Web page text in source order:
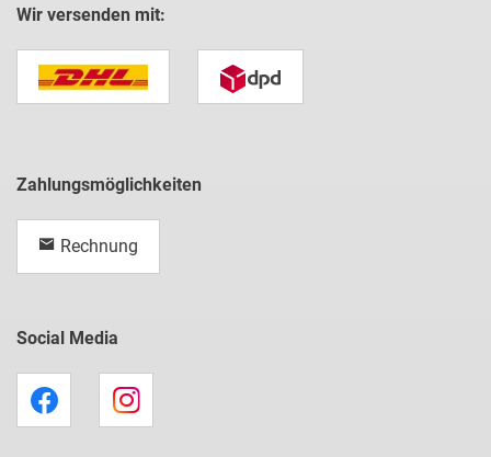
Wir versenden mit:
Zahlungsmöglichkeiten
Rechnung
Social Media